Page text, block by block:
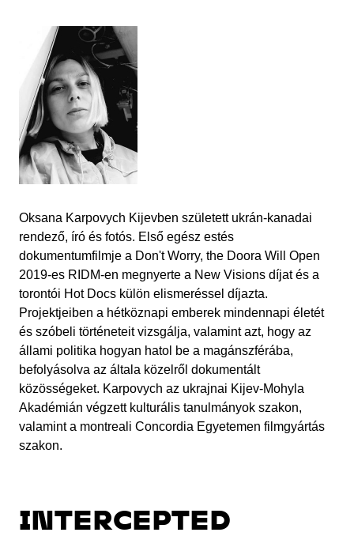
Oksana Karpovych Kijevben született ukrán-kanadai
rendező, író és fotós. Első egész estés
dokumentumfilmje a Don't Worry, the Doora Will Open
2019-es RIDM-en megnyerte a New Visions díjat és a
torontói Hot Docs külön elismeréssel díjazta.
Projektjeiben a hétköznapi emberek mindennapi életét
és szóbeli történeteit vizsgálja, valamint azt, hogy az
állami politika hogyan hatol be a magánszférába,
befolyásolva az általa közelről dokumentált
közösségeket. Karpovych az ukrajnai Kijev-Mohyla
Akadémián végzett kulturális tanulmányok szakon,
valamint a montreali Concordia Egyetemen filmgyártás
szakon.
INTERCEPTED